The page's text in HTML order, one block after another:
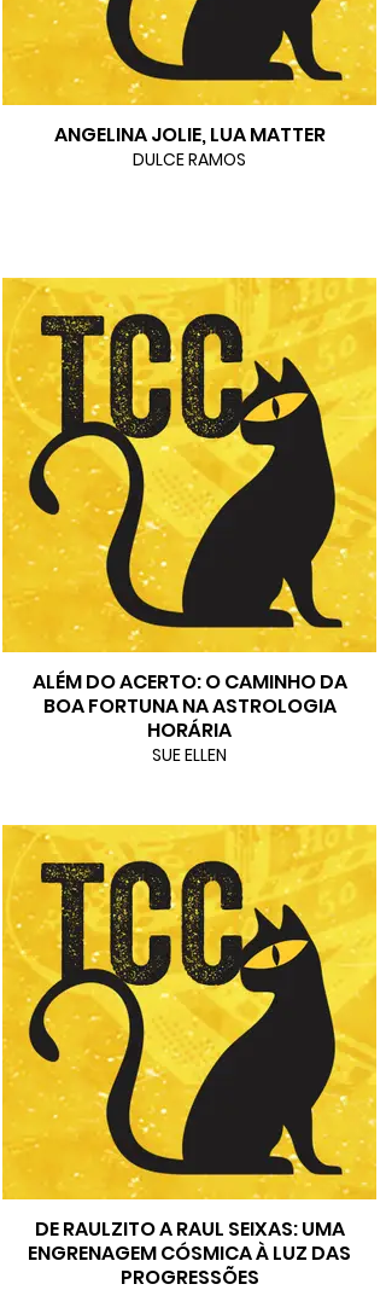
ANGELINA JOLIE, LUA MATTER
DULCE RAMOS
ALÉM DO ACERTO: O CAMINHO DA
BOA FORTUNA NA ASTROLOGIA
HORÁRIA
SUE ELLEN
DE RAULZITO A RAUL SEIXAS: UMA
ENGRENAGEM CÓSMICA À LUZ DAS
PROGRESSÕES